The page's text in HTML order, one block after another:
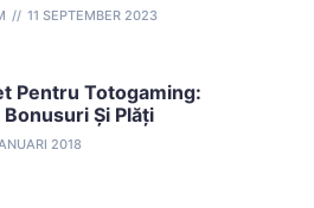
11 SEPTEMBER 2023
Pentru Totogaming:
Și Plăți
2018